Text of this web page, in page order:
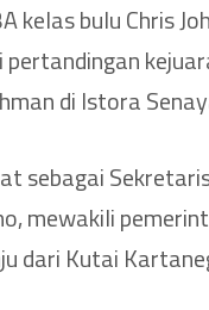
kelas bulu Chris
di Istora
sebagai
mewakili
dari Kutai